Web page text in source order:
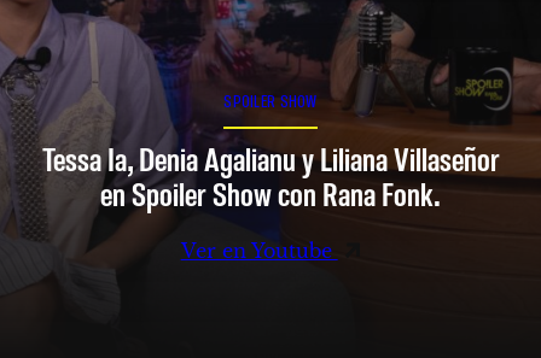
SPOILER SHOW
Tessa Ia, Denia Agalianu y Liliana Villaseñor
en Spoiler Show con Rana Fonk.
Ver en Youtube